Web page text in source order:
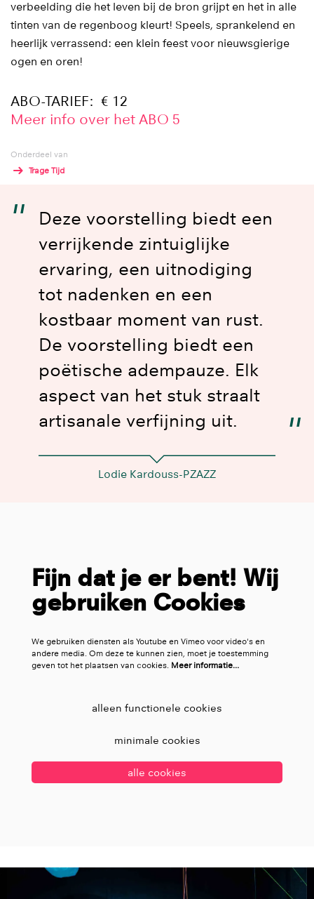
verbeelding die het leven bij de bron grijpt en het in alle
tinten van de regenboog kleurt! Speels, sprankelend en
heerlijk verrassend: een klein feest voor nieuwsgierige
ogen en oren!
ABO-TARIEF: € 12
Meer info over het ABO 5
Onderdeel van
Trage Tijd
Deze voorstelling biedt een
verrijkende zintuiglijke
ervaring, een uitnodiging
tot nadenken en een
kostbaar moment van rust.
De voorstelling biedt een
poëtische adempauze. Elk
aspect van het stuk straalt
artisanale verfijning uit.
Lodie Kardouss-PZAZZ
Fijn dat je er bent! Wij
gebruiken Cookies
We gebruiken diensten als Youtube en Vimeo voor video's en
andere media. Om deze te kunnen zien, moet je toestemming
geven tot het plaatsen van cookies. Meer informatie…
alleen functionele cookies
minimale cookies
alle cookies
Inzoomen